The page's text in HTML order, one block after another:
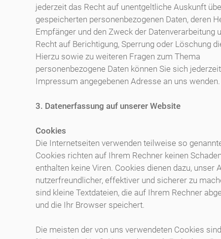
jederzeit das Recht auf unentgeltliche Auskunft
gespeicherten personenbezogenen Daten, deren
Empfänger und den Zweck der Datenverarbeitung
Recht auf Berichtigung, Sperrung oder Löschung
Hierzu sowie zu weiteren Fragen zum Thema
personenbezogene Daten können Sie sich
Impressum angegebenen Adresse an uns wenden.
3. Datenerfassung auf unserer Website
Cookies
Die Internetseiten verwenden teilweise so
Cookies richten auf Ihrem Rechner keinen
enthalten keine Viren. Cookies dienen dazu, unser
nutzerfreundlicher, effektiver und sicherer zu
sind kleine Textdateien, die auf Ihrem Rechner
und die Ihr Browser speichert.
Die meisten der von uns verwendeten Cookies